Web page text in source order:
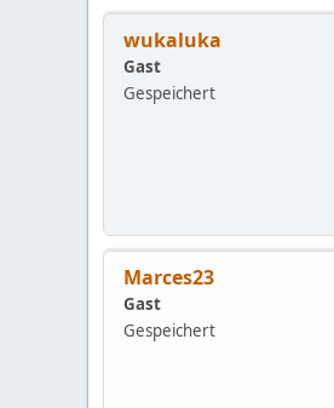
wukaluka
Gast
Gespeichert
Marces23
Gast
Gespeichert